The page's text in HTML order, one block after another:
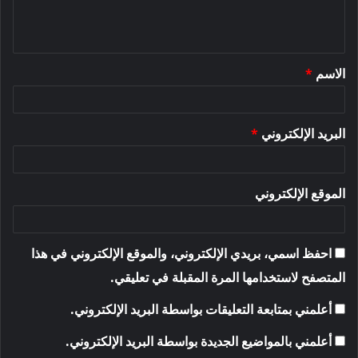
*
الاسم *
البريد الإلكتروني *
الموقع الإلكتروني
احفظ اسمي، بريدي الإلكتروني، والموقع الإلكتروني في هذا
المتصفح لاستخدامها المرة المقبلة في تعليقي.
أعلمني بمتابعة التعليقات بواسطة البريد الإلكتروني.
أعلمني بالمواضيع الجديدة بواسطة البريد الإلكتروني.